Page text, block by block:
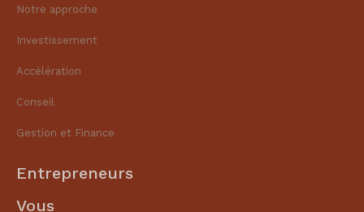
Notre approche
Investissement
Accélération
Conseil
Gestion et Finance​
Entrepreneurs
Vous